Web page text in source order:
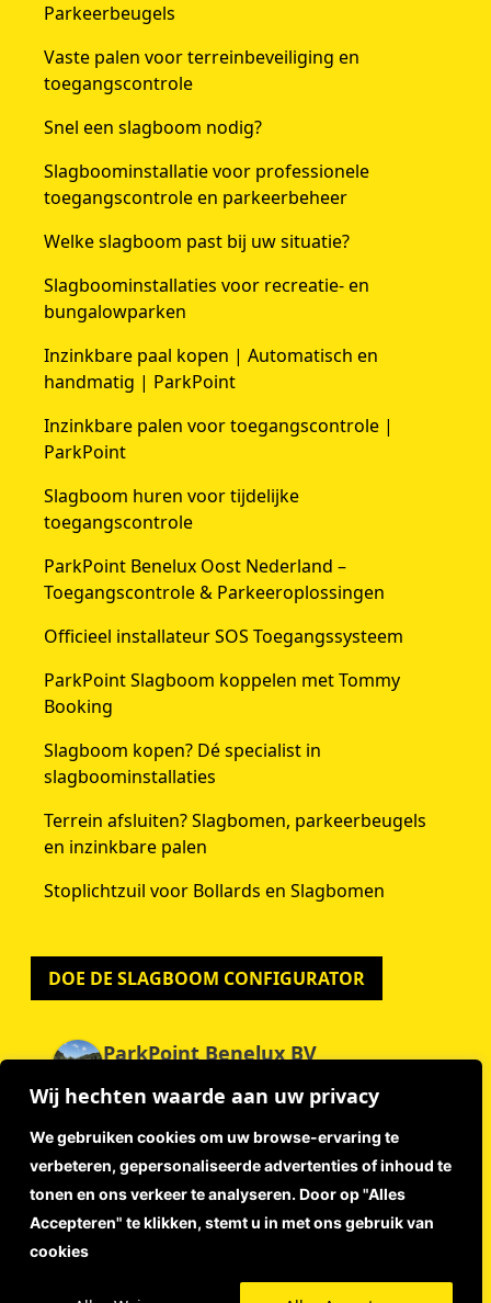
Wij hechten waarde aan uw privacy
We gebruiken cookies om uw browse-ervaring te
verbeteren, gepersonaliseerde advertenties of inhoud te
tonen en ons verkeer te analyseren. Door op "Alles
Accepteren" te klikken, stemt u in met ons gebruik van
cookies
Parkeerbeugels
Vaste palen voor terreinbeveiliging en
toegangscontrole
Snel een slagboom nodig?
Slagboominstallatie voor professionele
toegangscontrole en parkeerbeheer
Welke slagboom past bij uw situatie?
Slagboominstallaties voor recreatie- en
bungalowparken
Inzinkbare paal kopen | Automatisch en
handmatig | ParkPoint
Inzinkbare palen voor toegangscontrole |
ParkPoint
Slagboom huren voor tijdelijke
toegangscontrole
ParkPoint Benelux Oost Nederland –
Toegangscontrole & Parkeeroplossingen
Officieel installateur SOS Toegangssysteem
ParkPoint Slagboom koppelen met Tommy
Booking
Slagboom kopen? Dé specialist in
slagboominstallaties
Terrein afsluiten? Slagbomen, parkeerbeugels
en inzinkbare palen
Stoplichtzuil voor Bollards en Slagbomen
DOE DE SLAGBOOM CONFIGURATOR
ParkPoint Benelux BV
Gebaseerd op 59 beoordelingen
Disclaimer